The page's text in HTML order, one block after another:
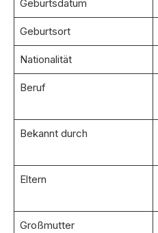
Geburtsdatum
Geburtsort
Nationalität
Beruf
Bekannt durch
Eltern
Großmutter